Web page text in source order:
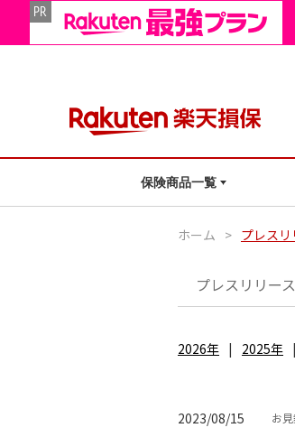
保険商品一覧
ホーム > プレス
プレスリリース
2026年 2025年
2023/08/15 お